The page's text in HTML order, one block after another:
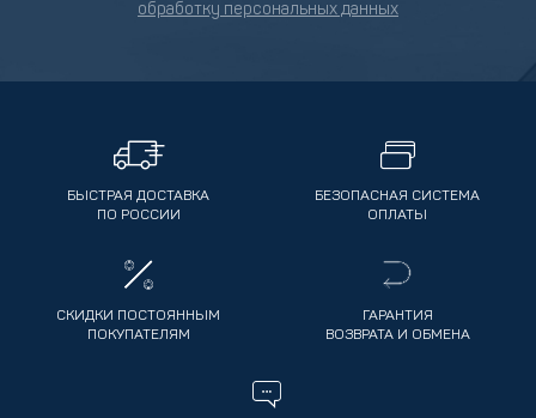
обработку персональных данных
БЫСТРАЯ ДОСТАВКА
ПО РОССИИ
БЕЗОПАСНАЯ СИСТЕМА
ОПЛАТЫ
СКИДКИ ПОСТОЯННЫМ
ПОКУПАТЕЛЯМ
ГАРАНТИЯ
ВОЗВРАТА И ОБМЕНА